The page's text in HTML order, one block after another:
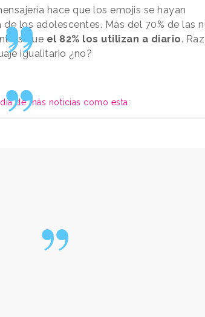
hace que los emojis se hayan
los adolescentes. Más del 70% de las
que el 82% los utilizan a diario.
igualitario ¿no?
de más noticias como esta: